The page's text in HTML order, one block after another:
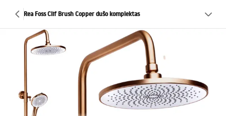
Rea Foss Clif Brush Copper dušo komplektas